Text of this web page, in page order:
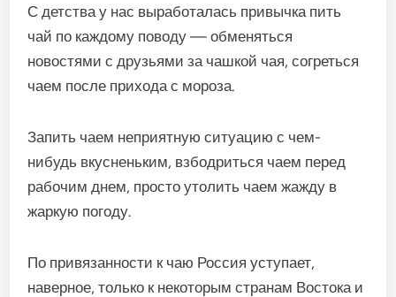
С детства у нас выработалась привычка пить
чай по каждому поводу — обменяться
новостями с друзьями за чашкой чая, согреться
чаем после прихода с мороза.
Запить чаем неприятную ситуацию с чем-
нибудь вкусненьким, взбодриться чаем перед
рабочим днем, просто утолить чаем жажду в
жаркую погоду.
По привязанности к чаю Россия уступает,
наверное, только к некоторым странам Востока и